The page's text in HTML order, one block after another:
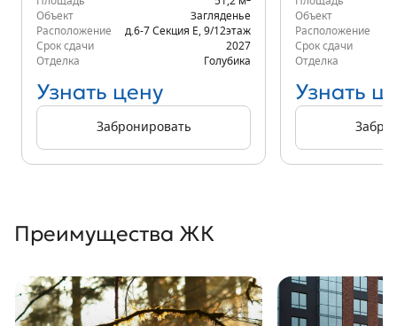
Объект
Загляденье
Расположение
д.6-7 Секция Е 9/12этаж
Срок сдачи
2027
Отделка
Голубика
Узнать цену
Забронировать
Объект
Расположение
Срок сдачи
Отделка
Узнать
Преимущества ЖК